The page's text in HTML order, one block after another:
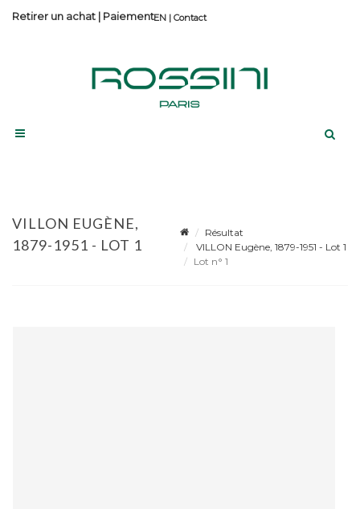
Contact
Retirer un achat | Paiement
VILLON EUGÈNE,
1879-1951 - LOT 1
Résultat
VILLON Eugène, 1879-1951 - Lot 1
Lot n° 1